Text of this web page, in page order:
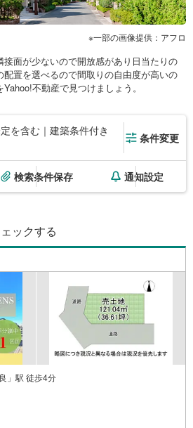
一部の画像提供：アフロ
面が少ないので開放感があり日当たりの
配置を選べるので間取りの自由度が高いの
不動産で見つけましょう。
を含む｜建築条件付き
条件変更
検索条件保存 通知設定
ックする
」駅 徒歩4分